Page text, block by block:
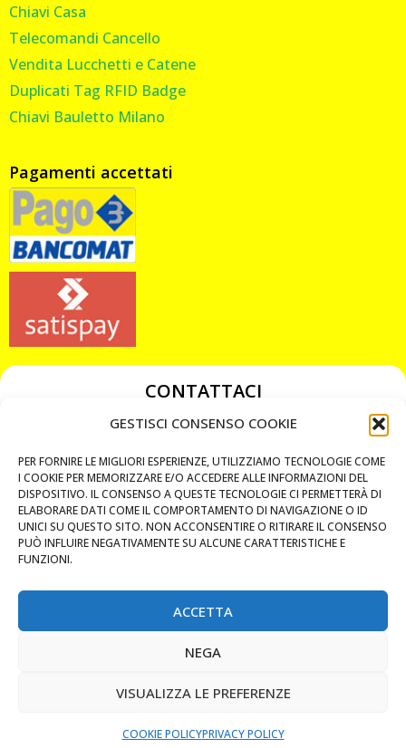
GESTISCI CONSENSO COOKIE
PER FORNIRE LE MIGLIORI ESPERIENZE, UTILIZZIAMO TECNOLOGIE COME
I COOKIE PER MEMORIZZARE E/O ACCEDERE ALLE INFORMAZIONI DEL
DISPOSITIVO. IL CONSENSO A QUESTE TECNOLOGIE CI PERMETTERÀ DI
ELABORARE DATI COME IL COMPORTAMENTO DI NAVIGAZIONE O ID
UNICI SU QUESTO SITO. NON ACCONSENTIRE O RITIRARE IL CONSENSO
PUÒ INFLUIRE NEGATIVAMENTE SU ALCUNE CARATTERISTICHE E
FUNZIONI.
ACCETTA
NEGA
VISUALIZZA LE PREFERENZE
COOKIE POLICYPRIVACY POLICY
Chiavi Casa
Telecomandi Cancello
Vendita Lucchetti e Catene
Duplicati Tag RFID Badge
Chiavi Bauletto Milano
Pagamenti accettati
CONTATTACI
349 3863811
chiavicodificate@gmail.com
Privacy Policy
Cookie Policy
MAPS
CHIAMA ORA
PREVENTIVO IMMEDIATO